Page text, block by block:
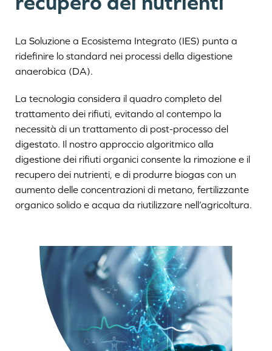
La Soluzione a Ecosistema Integrato (IES) punta a
ridefinire lo standard nei processi della digestione
anaerobica (DA).
La tecnologia considera il quadro completo del
trattamento dei rifiuti, evitando al contempo la
necessità di un trattamento di post-processo del
digestato. Il nostro approccio algoritmico alla
digestione dei rifiuti organici consente la rimozione e il
recupero dei nutrienti, e di produrre biogas con un
aumento delle concentrazioni di metano, fertilizzante
organico solido e acqua da riutilizzare nell’agricoltura.